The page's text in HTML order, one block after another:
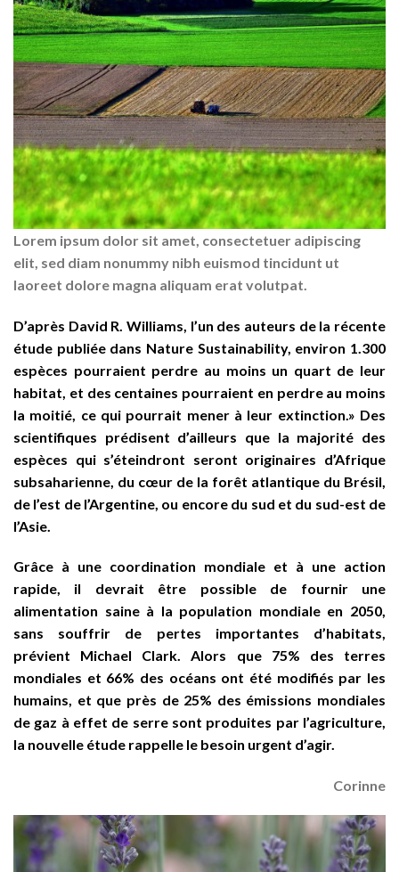
Lorem ipsum dolor sit amet, consectetuer adipiscing
elit, sed diam nonummy nibh euismod tincidunt ut
laoreet dolore magna aliquam erat volutpat.
D’après David R. Williams, l’un des auteurs de la récente
étude publiée dans Nature Sustainability, environ 1.300
espèces pourraient perdre au moins un quart de leur
habitat, et des centaines pourraient en perdre au moins
la moitié, ce qui pourrait mener à leur extinction.» Des
scientifiques prédisent d’ailleurs que la majorité des
espèces qui s’éteindront seront originaires d’Afrique
subsaharienne, du cœur de la forêt atlantique du Brésil,
de l’est de l’Argentine, ou encore du sud et du sud-est de
l’Asie.
Grâce à une coordination mondiale et à une action
rapide, il devrait être possible de fournir une
alimentation saine à la population mondiale en 2050,
sans souffrir de pertes importantes d’habitats,
prévient Michael Clark. Alors que 75% des terres
mondiales et 66% des océans ont été modifiés par les
humains, et que près de 25% des émissions mondiales
de gaz à effet de serre sont produites par l’agriculture,
la nouvelle étude rappelle le besoin urgent d’agir.
Corinne